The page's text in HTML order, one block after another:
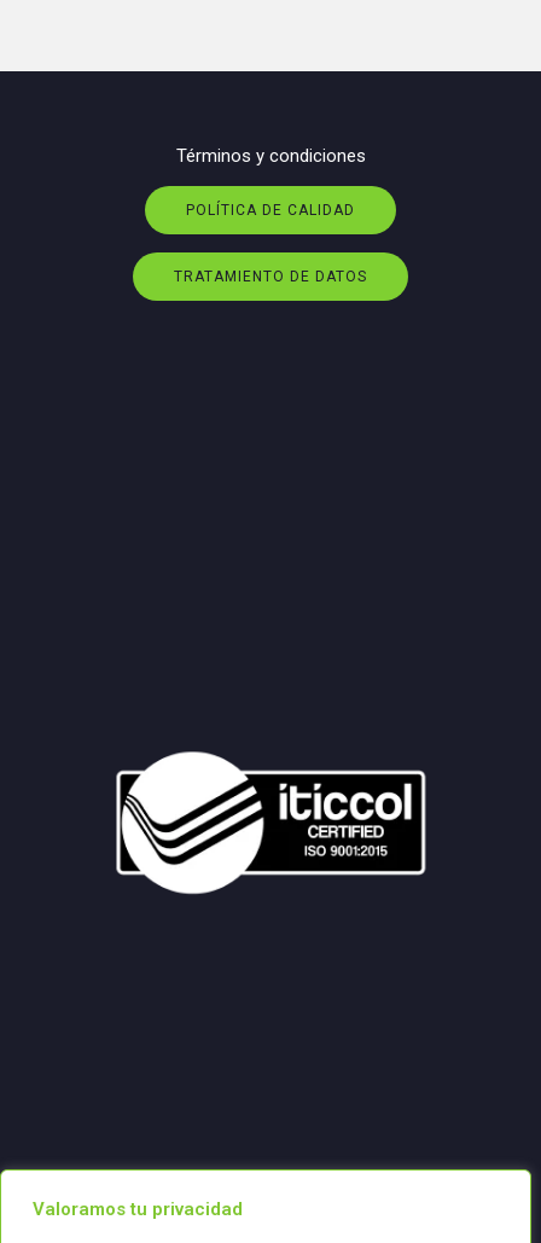
Valoramos tu privacidad
Términos y condiciones
POLÍTICA DE CALIDAD
TRATAMIENTO DE DATOS